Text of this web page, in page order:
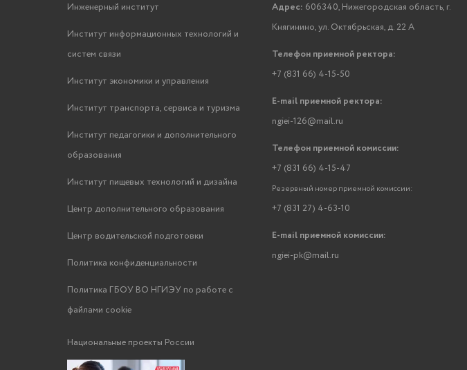
Инженерный институт
Институт информационных технологий и
систем связи
Институт экономики и управления
Институт транспорта, сервиса и туризма
Институт педагогики и дополнительного
образования
Институт пищевых технологий и дизайна
Центр дополнительного образования
Центр водительской подготовки
Политика конфиденциальности
Политика ГБОУ ВО НГИЭУ по работе с
файлами cookie
Национальные проекты России
Адрес: 606340, Нижегородская область, г.
Княгинино, ул. Октябрьская, д. 22 А
Телефон приемной ректора:
+7 (831 66) 4-15-50
E-mail приемной ректора:
ngiei-126@mail.ru
Телефон приемной комиссии:
+7 (831 66) 4-15-47
Резервный номер приемной комиссии:
+7 (831 27) 4-63-10
E-mail приемной комиссии:
ngiei-pk@mail.ru